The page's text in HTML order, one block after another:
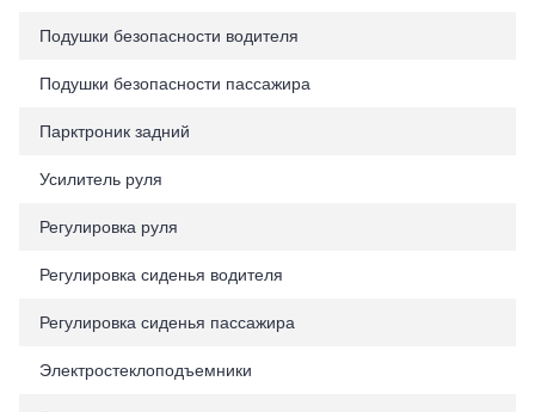
Подушки безопасности водителя
Подушки безопасности пассажира
Парктроник задний
Усилитель руля
Регулировка руля
Регулировка сиденья водителя
Регулировка сиденья пассажира
Электростеклоподъемники